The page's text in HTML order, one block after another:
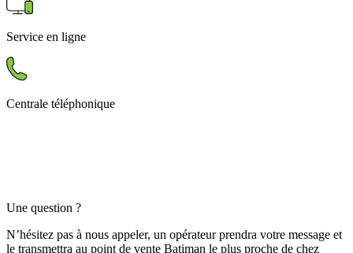
Service en ligne
Centrale téléphonique
Une question ?
N’hésitez pas à nous appeler, un opérateur prendra votre message et
le transmettra au point de vente Batiman le plus proche de chez